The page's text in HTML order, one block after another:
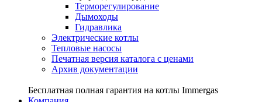
Терморегулирование
Дымоходы
Гидравлика
Электрические котлы
Тепловые насосы
Печатная версия каталога с ценами
Архив документации
Бесплатная полная гарантия на котлы Immergas